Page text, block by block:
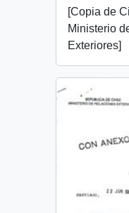
[Copia de
Ministerio
Exteriores]